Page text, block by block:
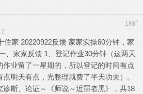
188#
住家 20220922反馈 家家实操60分钟，家
、家家反馈 1、登记作业30分钟（这两天
作业留了一星期的，所以登记的时间有点
明天有点，光整理就费了半天功夫）。
诊断、论证～《师说～近墨者黑》，共18